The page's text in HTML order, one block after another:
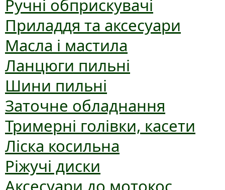
Ручні обприскувачі
Приладдя та аксесуари
Масла і мастила
Ланцюги пильні
Шини пильні
Заточне обладнання
Тримерні голівки, касети
Ліска косильна
Ріжучі диски